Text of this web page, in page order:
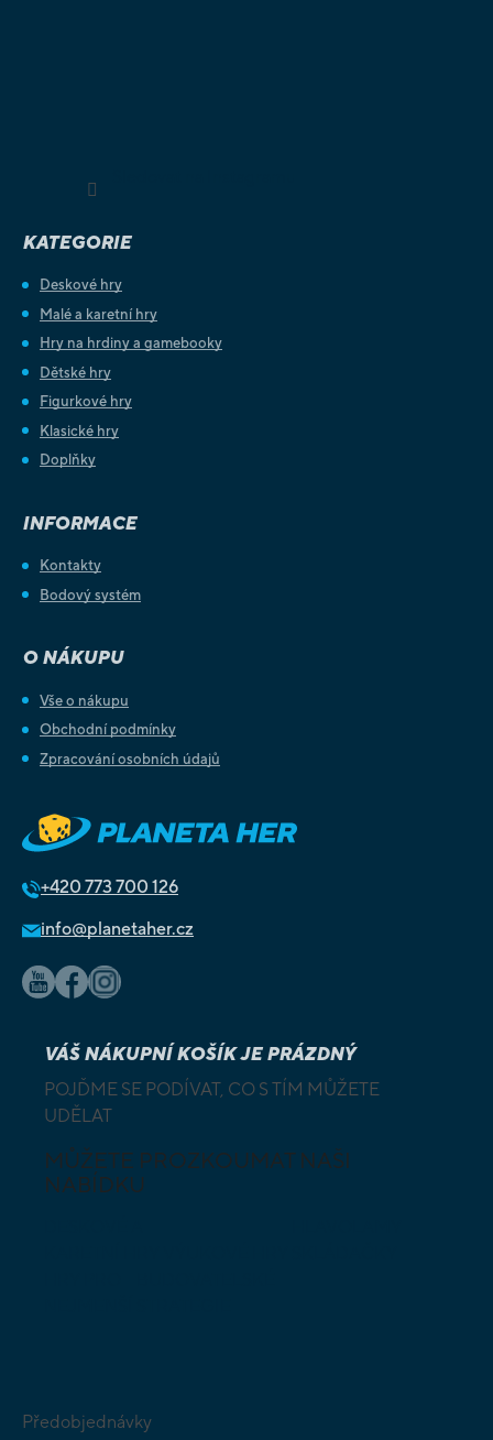
KATEGORIE
Deskové hry
Malé a karetní hry
Hry na hrdiny a gamebooky
Dětské hry
Figurkové hry
Klasické hry
Doplňky
INFORMACE
Kontakty
Bodový systém
O NÁKUPU
Vše o nákupu
Obchodní podmínky
Zpracování osobních údajů
+420 773 700 126
info@planetaher.cz
VÁŠ NÁKUPNÍ KOŠÍK JE PRÁZDNÝ
POJĎME SE PODÍVAT, CO S TÍM MŮŽETE
UDĚLAT
MŮŽETE PROZKOUMAT NAŠI
NABÍDKU
Předobjednávky